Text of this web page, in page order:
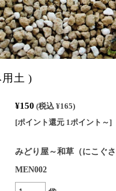
土 )
¥150 (税込 ¥165)
[ポイント還元 1ポイント～]
みどり屋～和草（にこぐさ
MEN002